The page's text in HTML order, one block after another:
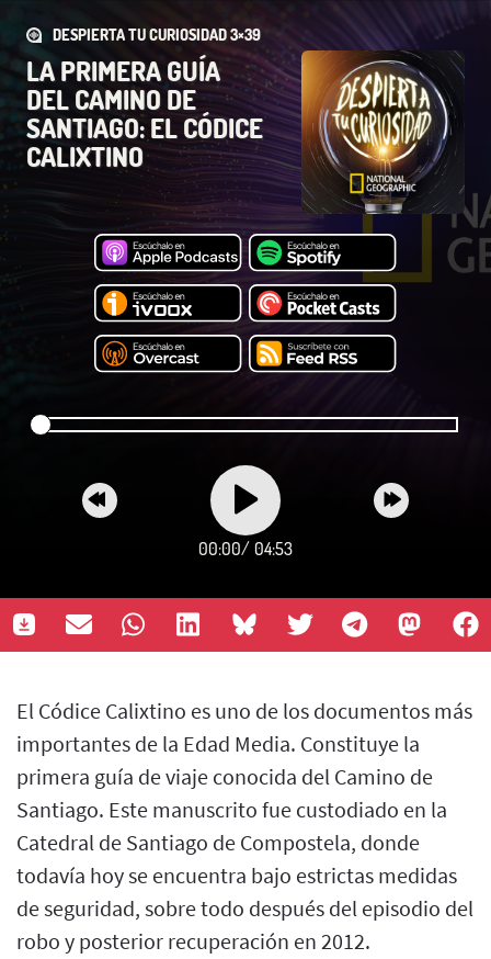
DESPIERTA TU CURIOSIDAD 3×39
LA PRIMERA GUÍA
DEL CAMINO DE
SANTIAGO: EL CÓDICE
CALIXTINO
00:00/ 04:53
El Códice Calixtino es uno de los documentos más
importantes de la Edad Media. Constituye la
primera guía de viaje conocida del Camino de
Santiago. Este manuscrito fue custodiado en la
Catedral de Santiago de Compostela, donde
todavía hoy se encuentra bajo estrictas medidas
de seguridad, sobre todo después del episodio del
robo y posterior recuperación en 2012.